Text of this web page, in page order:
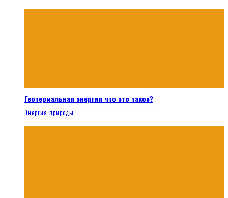
Геотермальная энергия что это такое?
Энергия природы